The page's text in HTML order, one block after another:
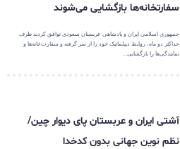
سفارتخانه‌ها بازگشایی می‌شوند
جمهوری اسلامی ایران و پادشاهی عربستان سعودی توافق کردند ظرف
حداکثر دو ماه، روابط دیپلماتیک خود را از سر گرفته و سفارت‌خانه‌ها و
نمایندگی‌ها را بازگشایی...
آشتی ایران و عربستان پای دیوار چین/
نظم نوین جهانی بدون کدخدا